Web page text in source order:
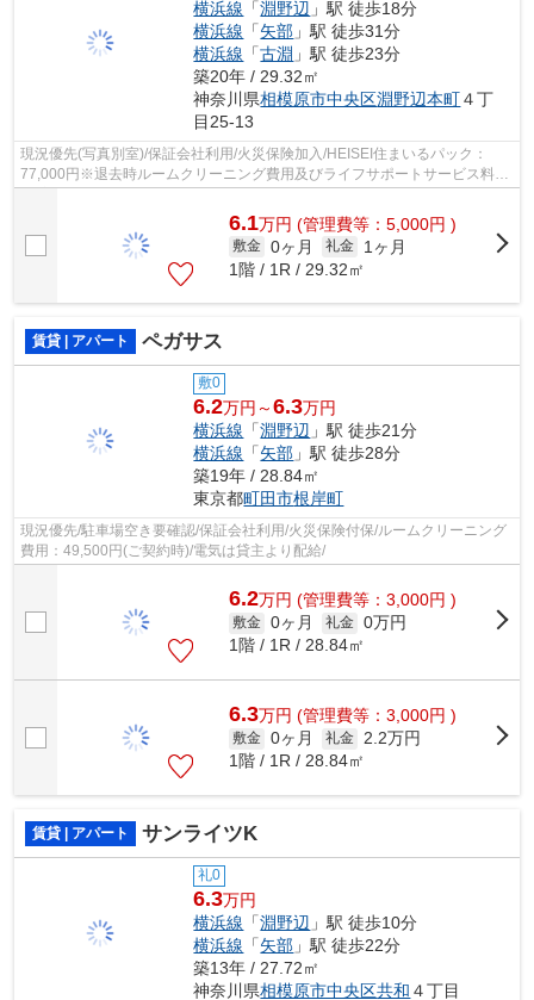
横浜線 「淵野辺 」駅 徒歩18分
横浜線 「矢部 」駅 徒歩31分
横浜線 「古淵 」駅 徒歩23分
築20年 / 29.32㎡
神奈川県相模原市中央区淵野辺本町４丁
目25-13
現況優先(写真別室)/保証会社利用/火災保険加入/HEISEI住まいるパック：
77,000円※退去時ルームクリーニング費用及びライフサポートサービス料含
6.1万円 (管理費等：5,000円 )
敷金 0ヶ月 礼金
1ヶ月
1階 / 1R / 29.32㎡
賃貸 | アパート ペガサス
敷0
6.2万円～6.3万円
横浜線 「淵野辺 」駅 徒歩21分
横浜線 「矢部 」駅 徒歩28分
築19年 / 28.84㎡
東京都町田市根岸町
現況優先/駐車場空き要確認/保証会社利用/火災保険付保/ルームクリーニング
費用：49,500円(ご契約時)/電気は貸主より配給/
6.2万円 (管理費等：3,000円 )
敷金 0ヶ月 礼金 0万円
1階 / 1R / 28.84㎡
6.3万円 (管理費等：3,000円 )
敷金 0ヶ月 礼金 2.2万円
1階 / 1R / 28.84㎡
賃貸 | アパート サンライツK
礼0
6.3万円
横浜線 「淵野辺 」駅 徒歩10分
横浜線 「矢部 」駅 徒歩22分
築13年 / 27.72㎡
神奈川県相模原市中央区共和 ４丁目